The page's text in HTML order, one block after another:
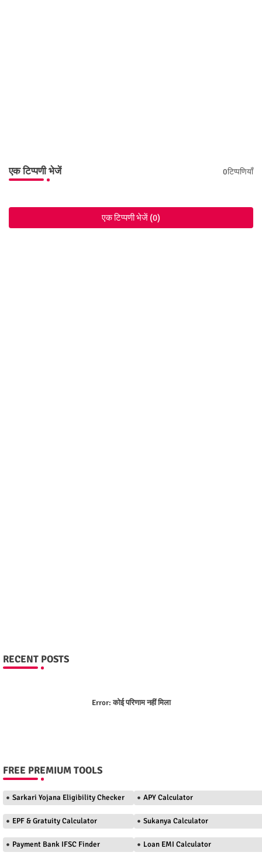
एक टिप्पणी भेजें 0टिप्पणियाँ
एक टिप्पणी भेजें (0)
RECENT POSTS
Error:कोई परिणाम नहीं मिला
FREE PREMIUM TOOLS
Sarkari Yojana Eligibility Checker APY Calculator
EPF & Gratuity Calculator Sukanya Calculator
Payment Bank IFSC Finder Loan EMI Calculator